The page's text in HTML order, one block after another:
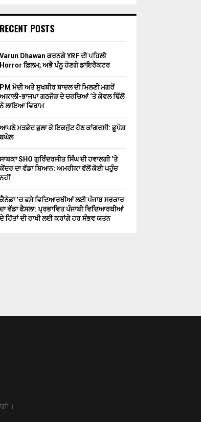
RECENT POSTS
Varun Dhawan ਕਰਨਗੇ YRF ਦੀ ਪਹਿਲੀ
Horror ਫ਼ਿਲਮ; ਅਭੈ ਪੰਨੂ ਹੋਣਗੇ ਡਾਇਰੈਕਟਰ
PM ਮੋਦੀ ਅਤੇ ਸੁਖਬੀਰ ਬਾਦਲ ਦੀ ਮਿਲਣੀ ਮਗਰੋਂ
ਅਕਾਲੀ-ਭਾਜਪਾ ਗਠਜੋੜ ਦੇ ਚਰਚਿਆਂ ‘ਤੇ ਕੇਵਲ ਢਿੱਲੋਂ
ਨੇ ਲਾਇਆ ਵਿਰਾਮ
ਆਪਣੇ ਮਤਭੇਦ ਭੁਲਾ ਕੇ ਇਕਜੁੱਟ ਹੋਣ ਕਾਂਗਰਸੀ: ਭੂਪੇਸ਼
ਬਘੇਲ
ਸਾਬਕਾ SHO ਗੁਰਿੰਦਰਜੀਤ ਸਿੰਘ ਦੀ ਹਵਾਲਗੀ ‘ਤੇ
ਕੇਂਦਰ ਦਾ ਵੱਡਾ ਬਿਆਨ: ਅਮਰੀਕਾ ਵੱਲੋਂ ਕੋਈ ਪਹੁੰਚ
ਨਹੀਂ
ਕੈਨੇਡਾ ’ਚ ਫਸੇ ਵਿਦਿਆਰਥੀਆਂ ਲਈ ਪੰਜਾਬ ਸਰਕਾਰ
ਦਾ ਵੱਡਾ ਫੈਸਲਾ: ਪ੍ਰਭਾਵਿਤ ਪੰਜਾਬੀ ਵਿਦਿਆਰਥੀਆਂ
ਦੇ ਹਿੱਤਾਂ ਦੀ ਰਾਖੀ ਲਈ ਕਰਾਂਗੇ ਹਰ ਸੰਭਵ ਯਤਨ
।